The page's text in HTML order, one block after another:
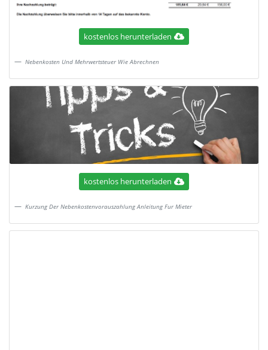
kostenlos herunterladen
Nebenkosten Und Mehrwertsteuer Wie Abrechnen
kostenlos herunterladen
Kurzung Der Nebenkostenvorauszahlung Anleitung Fur Mieter